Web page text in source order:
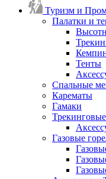
Туризм и
Палатки и
Тенты
Спальные
Карематы
Гамаки
Газовые